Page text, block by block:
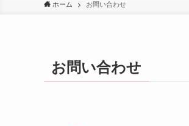
ホーム お問い合わせ
お問い合わせ